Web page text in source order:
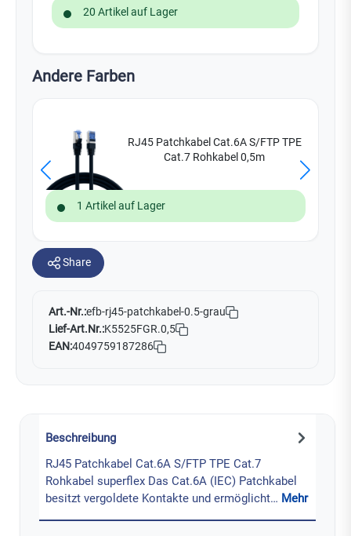
20 Artikel auf Lager
Andere Farben
RJ45 Patchkabel Cat.6A S/FTP TPE
Cat.7 Rohkabel 0,5m
1 Artikel auf Lager
Share
Art.-Nr.:efb-rj45-patchkabel-0.5-grau
Lief-Art.Nr.:K5525FGR.0,5
EAN:4049759187286
Beschreibung
RJ45 Patchkabel Cat.6A S/FTP TPE Cat.7
Rohkabel superflex Das Cat.6A (IEC) Patchkabel
besitzt vergoldete Kontakte und ermöglicht… Mehr